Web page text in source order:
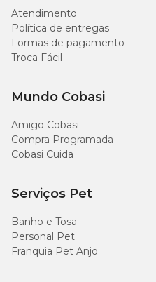
Atendimento
Política de entregas
Formas de pagamento
Troca Fácil
Mundo Cobasi
Amigo Cobasi
Compra Programada
Cobasi Cuida
Serviços Pet
Banho e Tosa
Personal Pet
Franquia Pet Anjo